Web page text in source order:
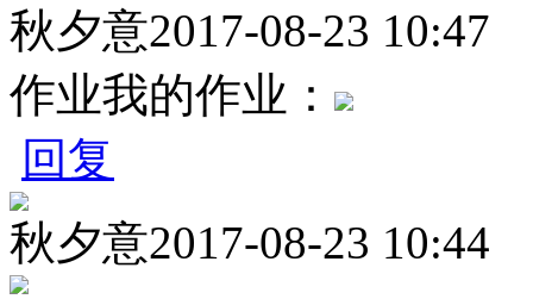
秋夕意2017-08-23 10:47
作业我的作业：
回复
秋夕意2017-08-23 10:44